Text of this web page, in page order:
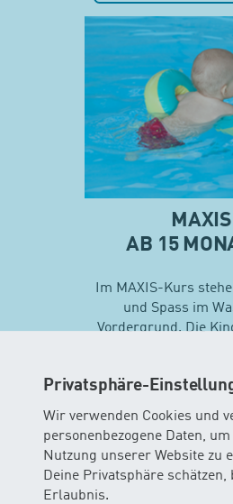
Privatsphäre-
Wir verwenden Cookies und
personenbezogene Daten,
Nutzung unserer Website zu
Deine Privatsphäre
Erlaubnis.
MAXIS
AB 15
Im MAXIS-Kurs
und Spass im
Vordergrund. Die
Mehr zu